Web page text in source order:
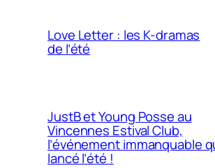
Love Letter : les K-dramas
de l’été
JustB et Young Posse au
Vincennes Estival Club,
l’événement immanquable
lancé l’été !